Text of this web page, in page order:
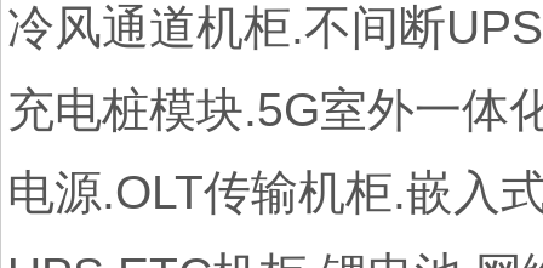
冷风通道机柜.不间断
充电桩模块.5G室外一体
电源.OLT传输机柜.嵌入